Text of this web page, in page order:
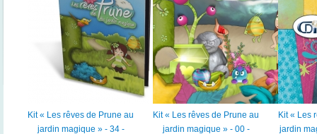
Kit « Les rêves de Prune au
jardin magique » - 34 -
Kit « Les rêves de Prune au
jardin magique » - 00 -
Kit « Les
jardin